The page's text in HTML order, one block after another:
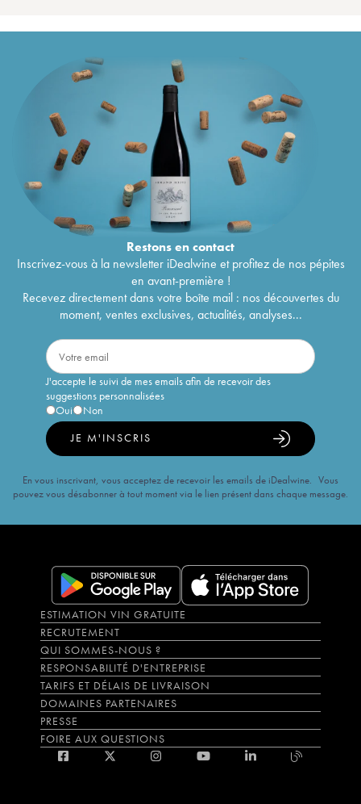
Restons encontact
Inscrivez-vous à la newsletter iDealwine et profitez de nos pépites
en avant-première !
Recevez directement dans votre boîte mail : nos découvertes du
moment, ventes exclusives, actualités, analyses...
J'accepte le suivi de mes emails afin de recevoir des
suggestions personnalisées
Oui
Non
JE M'INSCRIS
En vous inscrivant, vous acceptez de recevoir les emails de iDealwine. Vous
pouvez vous désabonner à tout moment via le lien présent dans chaque message.
ESTIMATION VIN GRATUITE
RECRUTEMENT
QUI SOMMES-NOUS ?
RESPONSABILITÉ D'ENTREPRISE
TARIFS ET DÉLAIS DE LIVRAISON
DOMAINES PARTENAIRES
PRESSE
FOIRE AUX QUESTIONS